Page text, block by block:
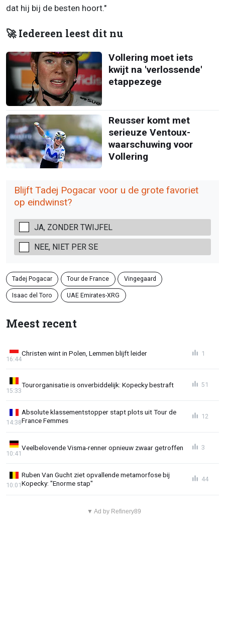
dat hij bij de besten hoort."
🚀 Iedereen leest dit nu
Vollering moet iets
kwijt na 'verlossende'
etappezege
Reusser komt met
serieuze Ventoux-
waarschuwing voor
Vollering
Blijft Tadej Pogacar voor u de grote favoriet
op eindwinst?
JA, ZONDER TWIJFEL
NEE, NIET PER SE
Tadej Pogacar Tour de France Vingegaard
Isaac del Toro UAE Emirates-XRG
Meest recent
Christen wint in Polen, Lemmen blijft leider
16:44
1
Tourorganisatie is onverbiddelijk: Kopecky bestraft
15:33
51
Absolute klassementstopper stapt plots uit Tour de
France Femmes
14:38
12
Veelbelovende Visma-renner opnieuw zwaar getroffen
10:41
3
Ruben Van Gucht ziet opvallende metamorfose bij
Kopecky: "Enorme stap"
10:01
44
▼ Ad by Refinery89